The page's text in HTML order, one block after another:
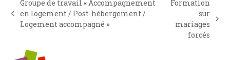
previous
post:
Groupe de travail « Accompagnement
en logement / Post-hébergement /
Logement accompagné »
next
Formation
sur
mariages
forcés